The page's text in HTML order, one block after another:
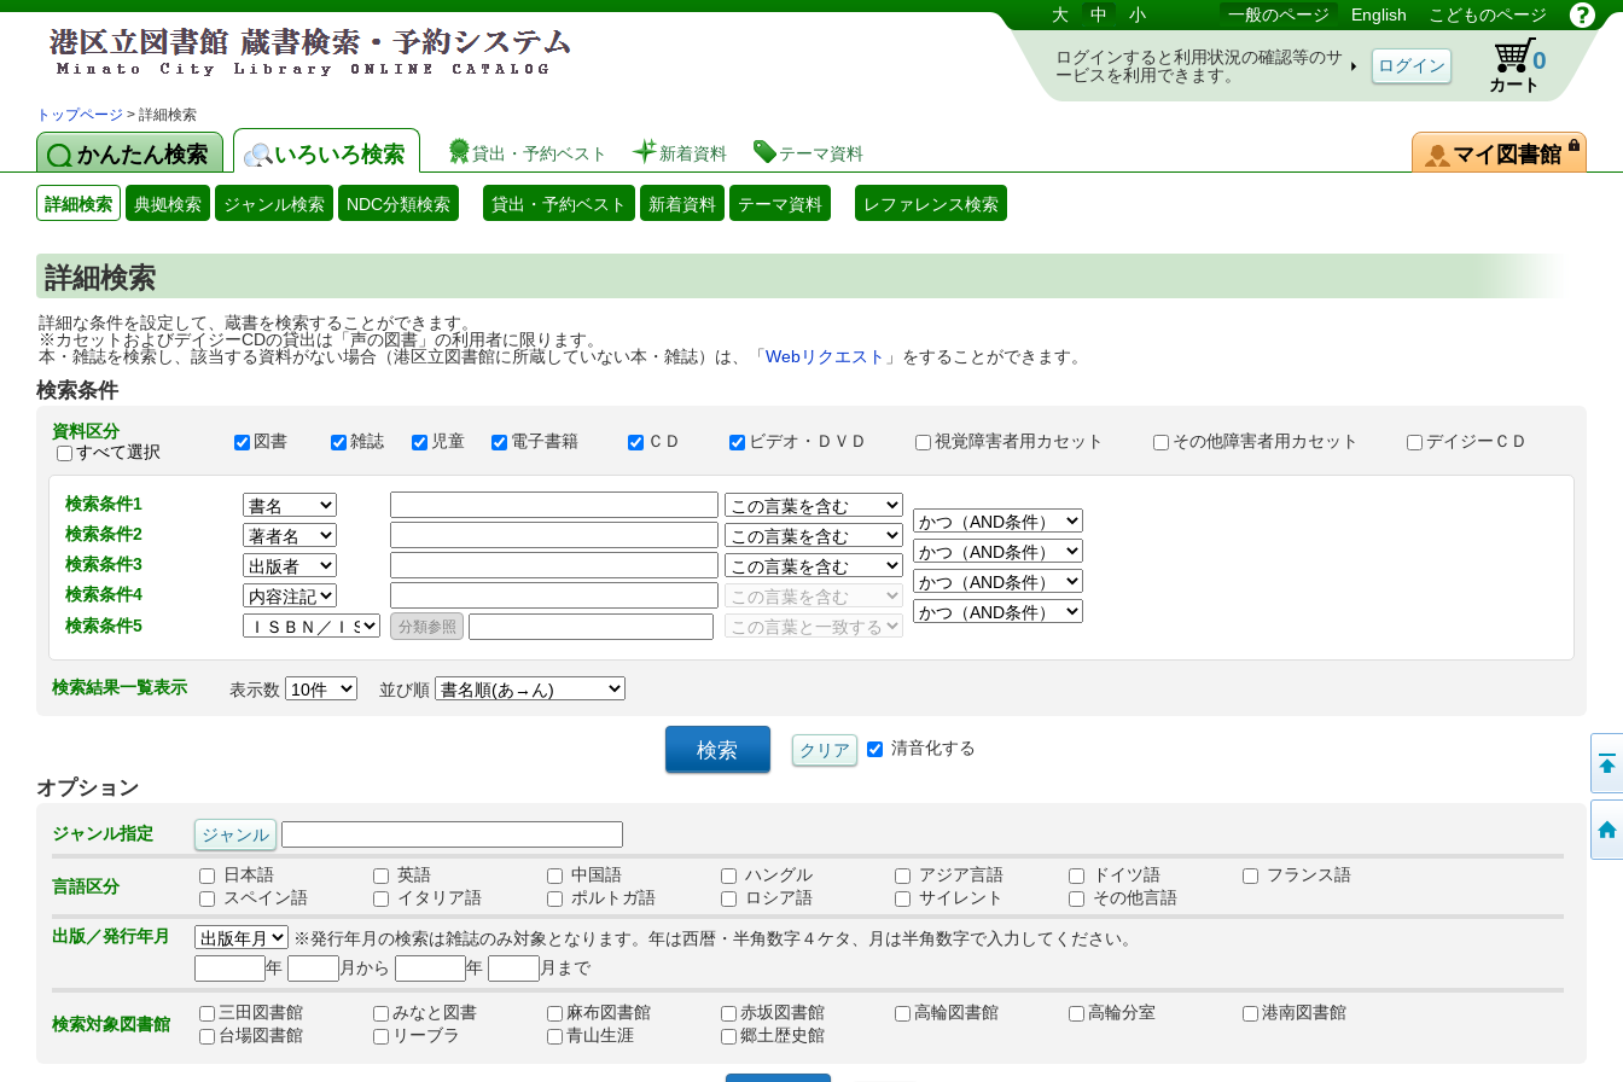
港区立図書館 蔵書検索・予約システム 大 中 小 一般のページ English こどものページ
ログインすると利用状況の確認等のサ
ービスを利用できます。
カート
0
トップページ > 詳細検索
かんたん検索 いろいろ検索 貸出・予約ベスト 新着資料 テーマ資料 マイ図書館
詳細検索 典拠検索 ジャンル検索 NDC分類検索 貸出・予約ベスト 新着資料 テーマ資料 レファレンス検索
詳細検索
詳細な条件を設定して、蔵書を検索することができます。
※カセットおよびデイジーCDの貸出は「声の図書」の利用者に限ります。
本・雑誌を検索し、該当する資料がない場合（港区立図書館に所蔵していない本・雑誌）は、「Webリクエスト 」をすることができます。
検索条件
資料区分
すべて選択
図書 雑誌 児童 電子書籍 ＣＤ ビデオ・ＤＶＤ 視覚障害者用カセット その他障害者用カセット デイジーＣＤ
検索条件1
検索条件2
検索条件3
検索条件4
検索条件5
検索結果一覧表示 表示数 並び順
清音化する
オプション
ジャンル指定
言語区分
日本語 英語 中国語 ハングル アジア言語 ドイツ語
フランス語
スペイン語
イタリア語 ポルトガ語 ロシア語 サイレント
その他言語
出版／発行年月
※発行年月の検索は雑誌のみ対象となります。年は西暦・半角数字４ケタ、月は半角数字で入力してください。
年
月から 年 月まで
検索対象図書館
三田図書館 みなと図書 麻布図書館 赤坂図書館 高輪図書館 高輪分室
港南図書館
台場図書館
リーブラ 青山生涯 郷土歴史館